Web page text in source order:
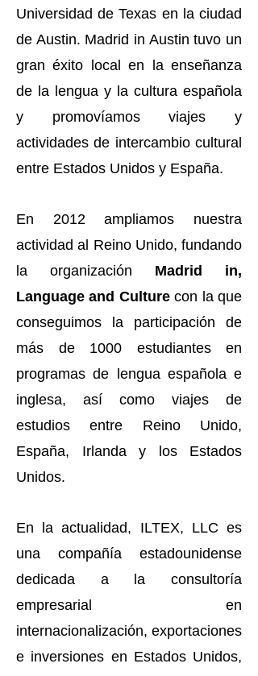
Universidad de Texas en la ciudad
de Austin. Madrid in Austin tuvo un
gran éxito local en la enseñanza
de la lengua y la cultura española
y promovíamos viajes y
actividades de intercambio cultural
entre Estados Unidos y España.
En 2012 ampliamos nuestra
actividad al Reino Unido, fundando
la organización Madrid in,
Language and Culturecon la que
conseguimos la participación de
más de 1000 estudiantes en
programas de lengua española e
inglesa, así como viajes de
estudios entre Reino Unido,
España, Irlanda y los Estados
Unidos.
En la actualidad, ILTEX, LLC es
una compañía estadounidense
dedicada a la consultoría
empresarial en
internacionalización, exportaciones
e inversiones en Estados Unidos,